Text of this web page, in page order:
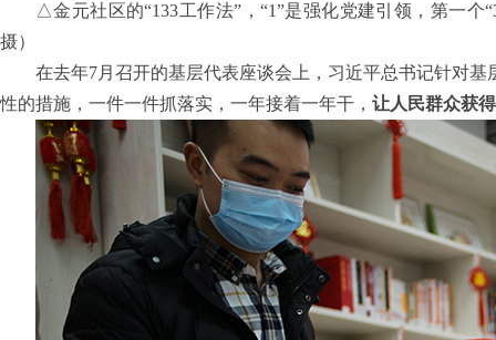
△金元社区的“133工作法”，“1”是强化党建引领，第一
摄）
在去年7月召开的基层代表座谈会上，习近平总书记针对
性的措施，一件一件抓落实，一年接着一年干， 让人民群众获